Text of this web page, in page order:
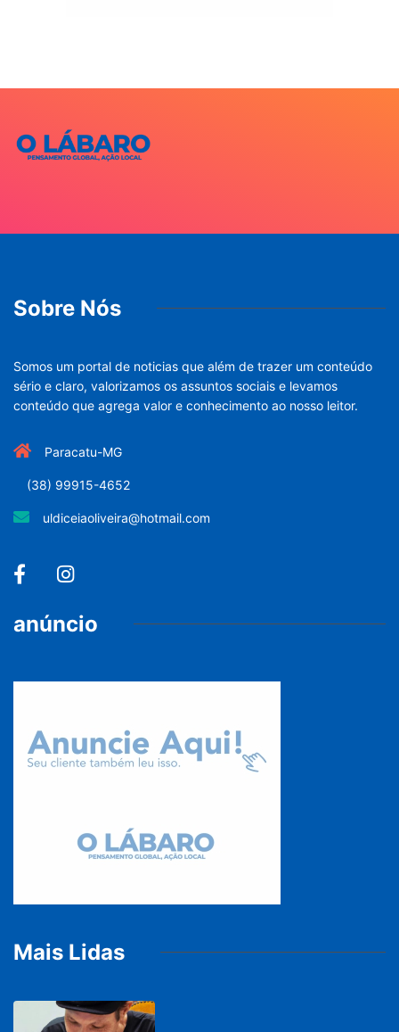
Sobre Nós
Somos um portal de noticias que além de trazer um conteúdo
sério e claro, valorizamos os assuntos sociais e levamos
conteúdo que agrega valor e conhecimento ao nosso leitor.
Paracatu-MG
(38) 99915-4652
uldiceiaoliveira@hotmail.com
anúncio
Mais Lidas